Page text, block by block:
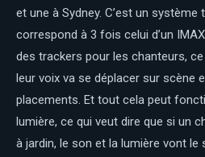
et une à Sydney. C’est un système
correspond à 3 fois celui d’un
des trackers pour les chanteurs,
leur voix va se déplacer sur scène
placements. Et tout cela peut
lumière, ce qui veut dire que si un
à jardin, le son et la lumière vont le